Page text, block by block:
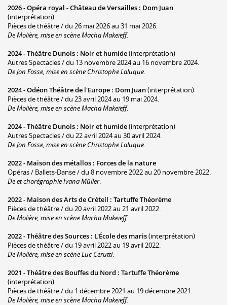
2026 -Opéra royal - Château de Versailles : Dom Juan
(interprétation)
Pièces de théâtre / du 26 mai 2026 au 31 mai 2026.
De Molière, mise en scène Macha Makeïeff.
2024 -Théâtre Dunois : Noir et humide(interprétation)
Autres Spectacles / du 13 novembre 2024 au 16 novembre 2024.
De Jon Fosse, mise en scène Christophe Laluque.
2024 -Odéon Théâtre de l'Europe : Dom Juan(interprétation)
Pièces de théâtre / du 23 avril 2024 au 19 mai 2024.
De Molière, mise en scène Macha Makeïeff.
2024 -Théâtre Dunois : Noir et humide(interprétation)
Autres Spectacles / du 22 avril 2024 au 30 avril 2024.
De Jon Fosse, mise en scène Christophe Laluque.
2022 - Maison des métallos : Forces de la nature
Opéras / Ballets-Danse / du 8 novembre 2022 au 20 novembre 2022.
De et chorégraphie Ivana Müller.
2022 - Maison des Arts de Créteil : Tartuffe Théorème
Pièces de théâtre / du 20 avril 2022 au 21 avril 2022.
De Molière, mise en scène Macha Makeïeff.
2022 -Théâtre des Sources : L'École des maris(interprétation)
Pièces de théâtre / du 19 avril 2022 au 19 avril 2022.
De Molière, mise en scène Luc Cerutti.
2021 -Théâtre des Bouffes du Nord : Tartuffe Théorème
(interprétation)
Pièces de théâtre / du 1 décembre 2021 au 19 décembre 2021.
De Molière, mise en scène Macha Makeïeff.